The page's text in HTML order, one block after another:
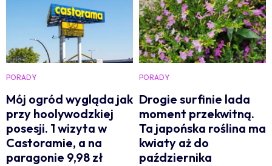
PORADY
Mój ogród wygląda jak
przy hoolywodzkiej
posesji. 1 wizyta w
Castoramie, a na
paragonie 9,98 zł
PORADY
Drogie surfinie lada
moment przekwitną.
Ta japońska roślina ma
kwiaty aż do
października